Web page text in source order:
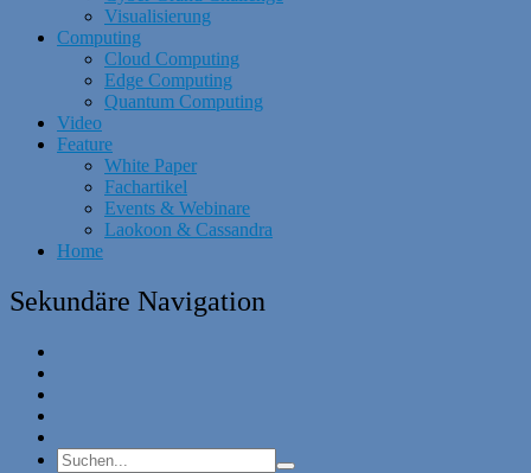
Visualisierung
Computing
Cloud Computing
Edge Computing
Quantum Computing
Video
Feature
White Paper
Fachartikel
Events & Webinare
Laokoon & Cassandra
Home
Sekundäre Navigation